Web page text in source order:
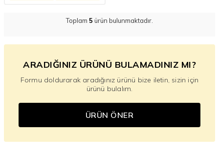
Toplam 5 ürün bulunmaktadır.
ARADIĞINIZ ÜRÜNÜ BULAMADINIZ MI?
Formu doldurarak aradığınız ürünü bize iletin, sizin için
ürünü bulalım.
ÜRÜN ÖNER